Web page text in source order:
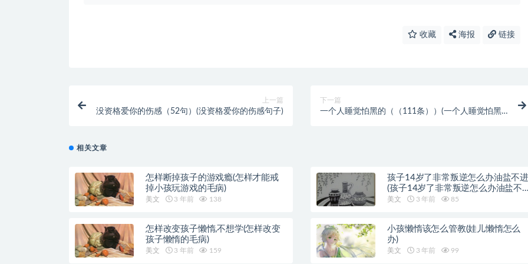
收藏 海报 链接
上一篇
没资格爱你的伤感（52句）(没资格爱你的伤感句子)
下一篇
一个人睡觉怕黑的（（111条））(一个人睡觉怕黑
相关文章
怎样断掉孩子的游戏瘾(怎样才能戒
掉小孩玩游戏的毛病)
美文 3 年前 138
孩子14岁了非常叛逆怎么办油盐不进
(孩子14岁了非常叛逆怎么办油盐不
近)
美文 3 年前 85
怎样改变孩子懒惰,不想学(怎样改变
孩子懒惰的毛病)
美文 3 年前 159
小孩懒惰该怎么管教(娃儿懒惰怎么
办)
美文 3 年前 99